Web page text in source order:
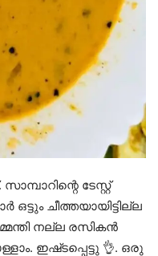
ടേസ്റ്റ്
ഒട്ടും ചീത്തയായിട്ടില്ല
നല്ല രസികൻ
ഇഷ്‌ടപ്പെട്ടു 👌. ഒരു